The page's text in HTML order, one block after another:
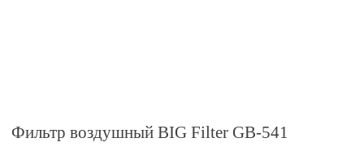
Фильтр воздушный BIG Filter GB-541